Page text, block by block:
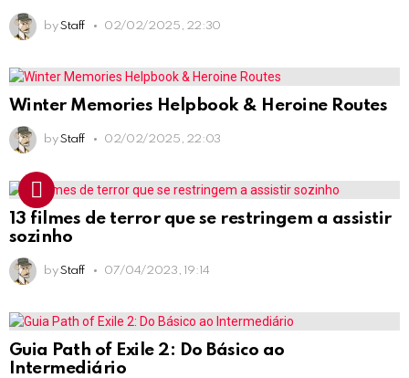
by Staff 02/02/2025, 22:30
Winter Memories Helpbook & Heroine Routes
by Staff 02/02/2025, 22:03
13 filmes de terror que se restringem a assistir
sozinho
by Staff 07/04/2023, 19:14
Guia Path of Exile 2: Do Básico ao
Intermediário